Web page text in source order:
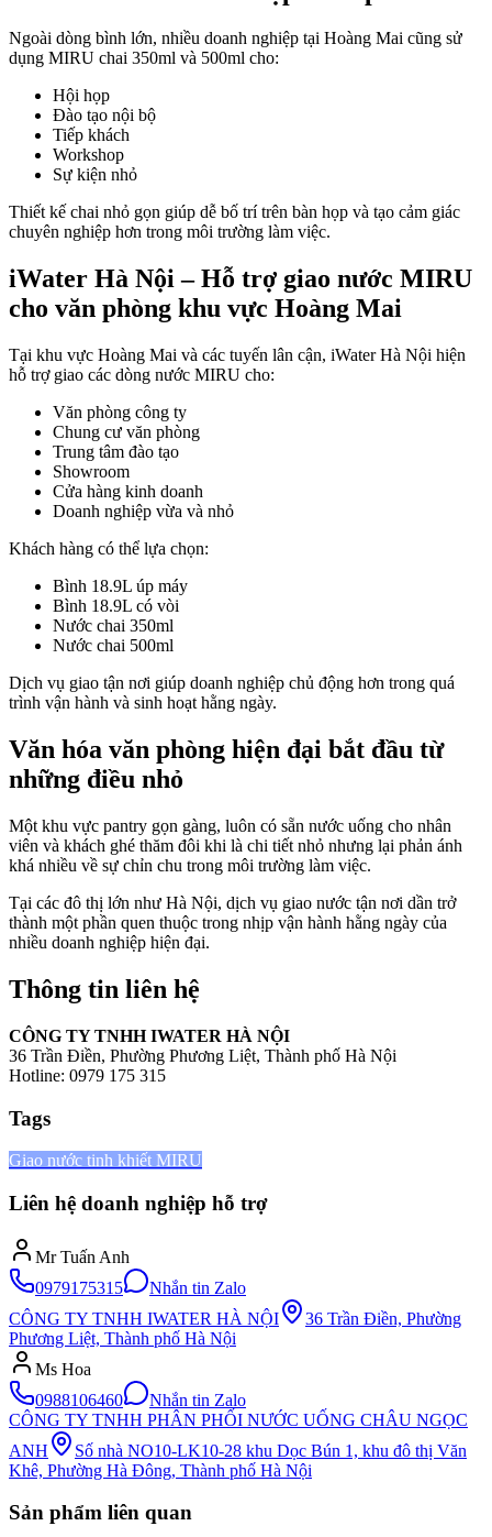
Ngoài dòng bình lớn, nhiều doanh nghiệp tại Hoàng Mai cũng sử
dụng MIRU chai 350ml và 500ml cho:
Hội họp
Đào tạo nội bộ
Tiếp khách
Workshop
Sự kiện nhỏ
Thiết kế chai nhỏ gọn giúp dễ bố trí trên bàn họp và tạo cảm giác
chuyên nghiệp hơn trong môi trường làm việc.
iWater Hà Nội – Hỗ trợ giao nước MIRU
cho văn phòng khu vực Hoàng Mai
Tại khu vực Hoàng Mai và các tuyến lân cận, iWater Hà Nội hiện
hỗ trợ giao các dòng nước MIRU cho:
Văn phòng công ty
Chung cư văn phòng
Trung tâm đào tạo
Showroom
Cửa hàng kinh doanh
Doanh nghiệp vừa và nhỏ
Khách hàng có thể lựa chọn:
Bình 18.9L úp máy
Bình 18.9L có vòi
Nước chai 350ml
Nước chai 500ml
Dịch vụ giao tận nơi giúp doanh nghiệp chủ động hơn trong quá
trình vận hành và sinh hoạt hằng ngày.
Văn hóa văn phòng hiện đại bắt đầu từ
những điều nhỏ
Một khu vực pantry gọn gàng, luôn có sẵn nước uống cho nhân
viên và khách ghé thăm đôi khi là chi tiết nhỏ nhưng lại phản ánh
khá nhiều về sự chỉn chu trong môi trường làm việc.
Tại các đô thị lớn như Hà Nội, dịch vụ giao nước tận nơi dần trở
thành một phần quen thuộc trong nhịp vận hành hằng ngày của
nhiều doanh nghiệp hiện đại.
Thông tin liên hệ
CÔNG TY TNHH IWATER HÀ NỘI
36 Trần Điền, Phường Phương Liệt, Thành phố Hà Nội
Hotline: 0979 175 315
Tags
Giao nước tinh khiết MIRU
Liên hệ doanh nghiệp hỗ trợ
Mr Tuấn Anh
0979175315
Nhắn tin Zalo
CÔNG TY TNHH IWATER HÀ NỘI
36 Trần Điền, Phường
Phương Liệt, Thành phố Hà Nội
Ms Hoa
0988106460
Nhắn tin Zalo
CÔNG TY TNHH PHÂN PHỐI NƯỚC UỐNG CHÂU NGỌC
ANH
Số nhà NO10-LK10-28 khu Dọc Bún 1, khu đô thị Văn
Khê, Phường Hà Đông, Thành phố Hà Nội
Sản phẩm liên quan